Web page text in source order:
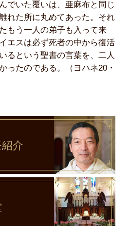
でいた覆いは、亜麻布と同じ
れた所に丸めてあった。それ
もう一人の弟子も入って来
エスは必ず死者の中から復活
るという聖書の言葉を、二人
ったのである。（ヨハネ20・
紹介